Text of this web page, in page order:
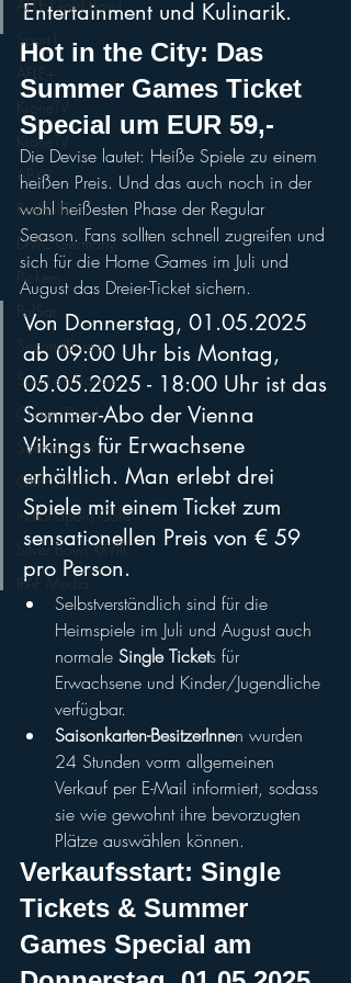
AFLE Gold Bowl
Sport1
AFLE+
KroneTV
KroneTV
ABXLI
RedBullTV
DMC Germany
Pickem
PolSat
SecondScreen
Sport en France
Charity Bowl
StreamsterTV
ORF ON
Indianapolis Colts
Silver Bowl XXVIII
IFAF Media
Entertainment und Kulinarik.
Hot in the City: Das
Summer Games Ticket
Special um EUR 59,-
Die Devise lautet: Heiße Spiele zu einem
heißen Preis. Und das auch noch in der
wohl heißesten Phase der Regular
Season. Fans sollten schnell zugreifen und
sich für die Home Games im Juli und
August das Dreier-Ticket sichern.
Von Donnerstag, 01.05.2025
ab 09:00 Uhr bis Montag,
05.05.2025 - 18:00 Uhr ist das
Sommer-Abo der Vienna
Vikings für Erwachsene
erhältlich. Man erlebt drei
Spiele mit einem Ticket zum
sensationellen Preis von € 59
pro Person.
Selbstverständlich sind für die
Heimspiele im Juli und August auch
normale Single Tickets für
Erwachsene und Kinder/Jugendliche
verfügbar.
Saisonkarten-BesitzerInnen wurden
24 Stunden vorm allgemeinen
Verkauf per E-Mail informiert, sodass
sie wie gewohnt ihre bevorzugten
Plätze auswählen können.
Verkaufsstart: Single
Tickets & Summer
Games Special am